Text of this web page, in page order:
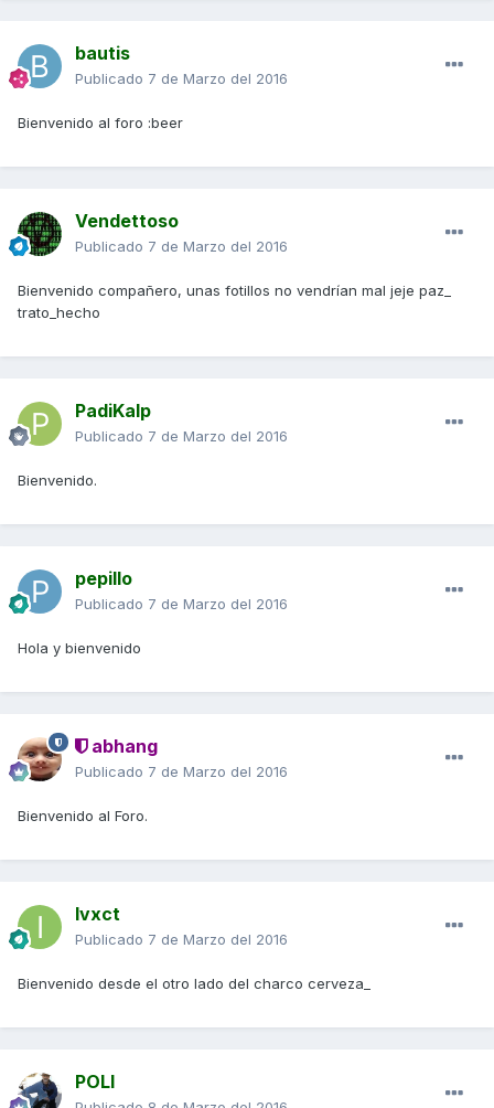
bautis
Publicado 7 de Marzo del 2016
Bienvenido al foro :beer
Vendettoso
Publicado 7 de Marzo del 2016
Bienvenido compañero, unas fotillos no vendrían mal jeje paz_
trato_hecho
PadiKalp
Publicado 7 de Marzo del 2016
Bienvenido.
pepillo
Publicado 7 de Marzo del 2016
Hola y bienvenido
abhang
Publicado 7 de Marzo del 2016
Bienvenido al Foro.
Ivxct
Publicado 7 de Marzo del 2016
Bienvenido desde el otro lado del charco cerveza_
POLI